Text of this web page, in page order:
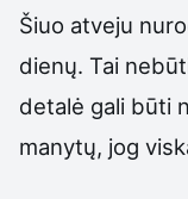
Šiuo atveju
dienų. Tai
detalė gali būti
manytų, jog